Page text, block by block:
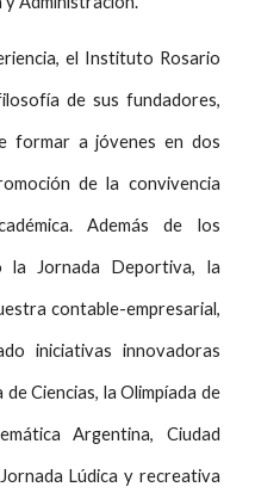
el Instituto Rosario
de sus fundadores,
formar a jóvenes en dos
de la convivencia
Además de los
la Jornada Deportiva, la
contable-empresarial,
iniciativas innovadoras
Ciencias, la Olimpíada de
Argentina, Ciudad
Lúdica y recreativa